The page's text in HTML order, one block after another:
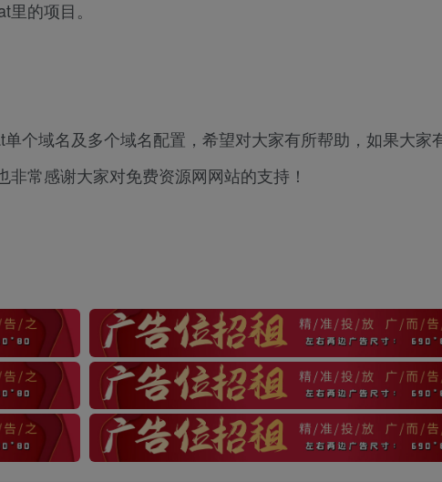
的项目。
个域名及多个域名配置，希望对大家有所帮助，如果大家
常感谢大家对免费资源网网站的支持！